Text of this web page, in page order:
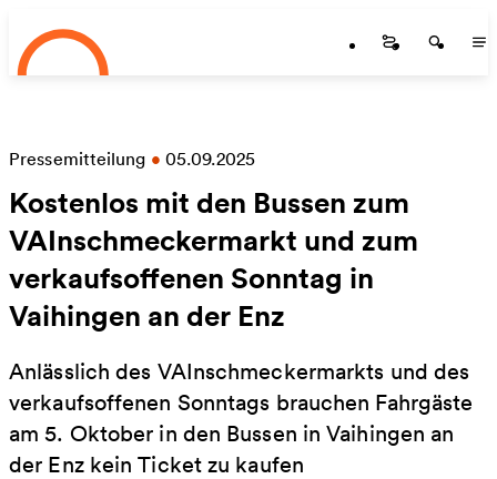
Zum Hauptinhalt springen
Startseite
Pressemitteilung • 05.09.2025
Kostenlos mit den Bussen zum
VAInschmeckermarkt und zum
verkaufsoffenen Sonntag in
Vaihingen an der Enz
Anlässlich des VAInschmeckermarkts und des
verkaufsoffenen Sonntags brauchen Fahrgäste
am 5. Oktober in den Bussen in Vaihingen an
der Enz kein Ticket zu kaufen